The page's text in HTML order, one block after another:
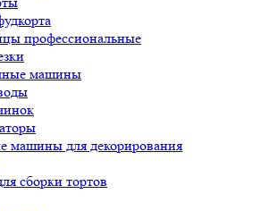
профессиональные
машины
машины для декорирования
сборки тортов